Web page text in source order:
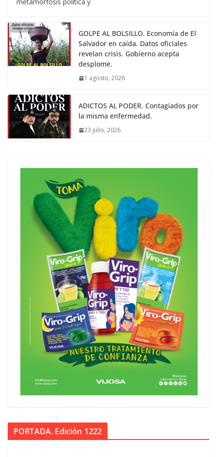
metamorfosis política y
GOLPE AL BOLSILLO. Economía de El
Salvador en caída. Datos oficiales
revelan crisis. Gobierno acepta
desplome.
1 agosto, 2026
ADICTOS AL PODER. Contagiados por
la misma enfermedad.
23 julio, 2026
PORTADA. Edición 1222